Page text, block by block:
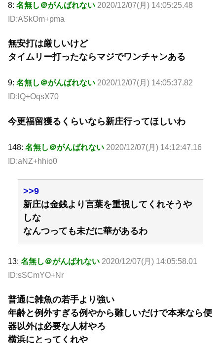
8: 名無し＠がんばれない 2020/12/07(月) 14:05:25.48
ID:ASkOm+pma
無安打は厳しいけど
タイムリー打ったならマジでワンチャンある
9: 名無し＠がんばれない 2020/12/07(月) 14:05:37.82
ID:lQ+OqsX70
今更福留獲るくらいなら新庄行ってほしいわ
148: 名無し＠がんばれない 2020/12/07(月) 14:12:47.16
ID:aNZ+hhio0
>>9
新庄は金銭より言葉を重視してくれそうや
しな
なんつっても未だに華があるわ
13: 名無し＠がんばれない 2020/12/07(月) 14:05:58.01
ID:sSCmYO+Nr
普通に雑魚の若手より強い
年齢と例外すぎる例やから難しいだけで本来なら便
器以外は必要な人材やろ
横浜にとってくれや